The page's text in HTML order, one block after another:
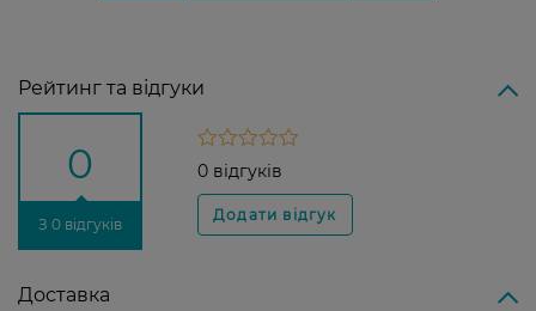
Рейтинг та відгуки
0
З 0 відгуків
0 відгуків
Доставка